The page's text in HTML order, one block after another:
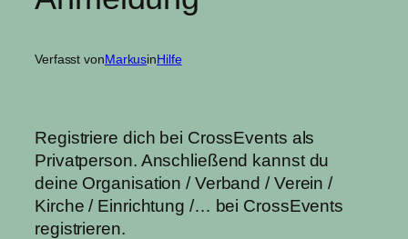
Verfasst vonMarkusinHilfe
Registriere dich bei CrossEvents als
Privatperson. Anschließend kannst du
deine Organisation / Verband / Verein /
Kirche / Einrichtung /… bei CrossEvents
registrieren.